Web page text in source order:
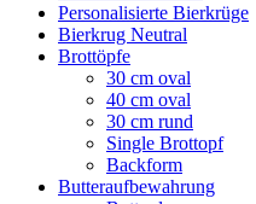
Personalisierte Bierkrüge
Bierkrug Neutral
Brottöpfe
30 cm oval
40 cm oval
30 cm rund
Single Brottopf
Backform
Butteraufbewahrung